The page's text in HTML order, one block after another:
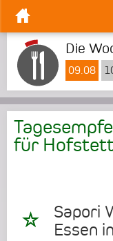
Die
09.08
für
Sapori
Essen